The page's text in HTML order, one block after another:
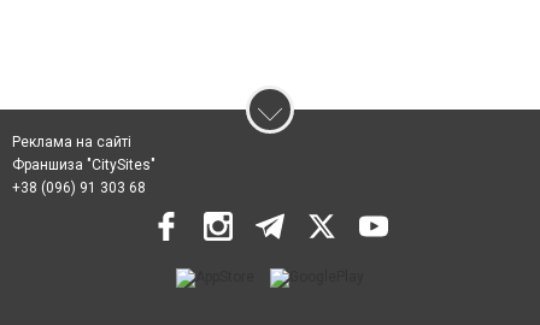
Реклама на сайті
Франшиза "CitySites"
+38 (096) 91 303 68